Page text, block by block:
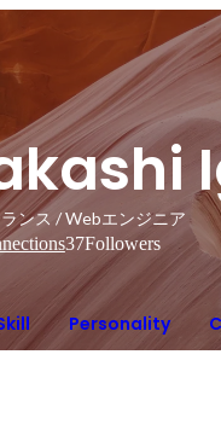
ンス / Webエンジニア
37Followers
Personality